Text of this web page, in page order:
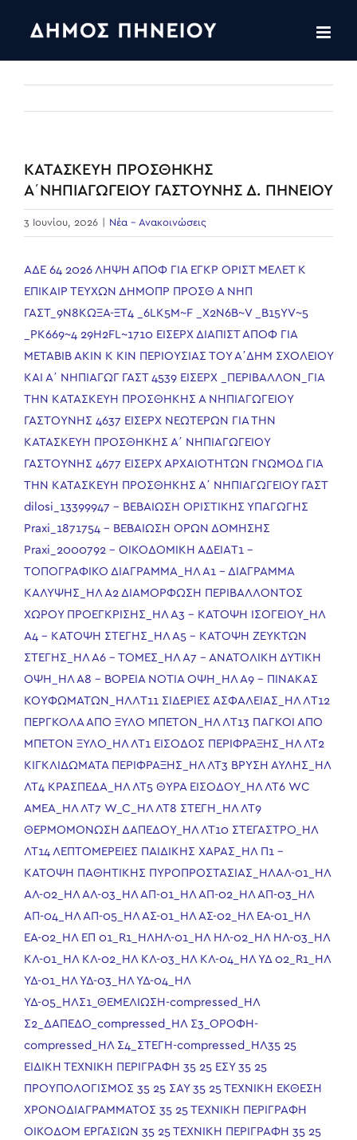
ΚΑΤΑΣΚΕΥΗ ΠΡΟΣΘΗΚΗΣ
Α΄ΝΗΠΙΑΓΩΓΕΙΟΥ ΓΑΣΤΟΥΝΗΣ Δ. ΠΗΝΕΙΟΥ
3 Ιουνίου, 2026 Νέα - Ανακοινώσεις
ΑΔΕ 64 2026 ΛΗΨΗ ΑΠΟΦ ΓΙΑ ΕΓΚΡ ΟΡΙΣΤ ΜΕΛΕΤ Κ
ΕΠΙΚΑΙΡ ΤΕΥΧΩΝ ΔΗΜΟΠΡ ΠΡΟΣΘ Α ΝΗΠ
ΓΑΣΤ_9Ν8ΚΩΞΑ-ΞΤ4
_6LK5M~F _X2N6B~V
_B15YV~5
_PK669~4 29H2FL~1710 ΕΙΣΕΡΧ ΔΙΑΠΙΣΤ ΑΠΟΦ ΓΙΑ
ΜΕΤΑΒΙΒ ΑΚΙΝ Κ ΚΙΝ ΠΕΡΙΟΥΣΙΑΣ ΤΟΥ Α΄ΔΗΜ ΣΧΟΛΕΙΟΥ
ΚΑΙ Α΄ ΝΗΠΙΑΓΩΓ ΓΑΣΤ 4539 ΕΙΣΕΡΧ _ΠΕΡΙΒΑΛΛΟΝ_ΓΙΑ
ΤΗΝ ΚΑΤΑΣΚΕΥΗ ΠΡΟΣΘΗΚΗΣ Α ΝΗΠΙΑΓΩΓΕΙΟΥ
ΓΑΣΤΟΥΝΗΣ 4637 ΕΙΣΕΡΧ ΝΕΩΤΕΡΩΝ ΓΙΑ ΤΗΝ
ΚΑΤΑΣΚΕΥΗ ΠΡΟΣΘΉΚΗΣ Α΄ ΝΗΠΙΑΓΩΓΕΙΟΥ
ΓΑΣΤΟΥΝΗΣ 4677 ΕΙΣΕΡΧ ΑΡΧΑΙΟΤΗΤΩΝ ΓΝΩΜΟΔ ΓΙΑ
ΤΗΝ ΚΑΤΑΣΚΕΥΗ ΠΡΟΣΘΗΚΗΣ Α΄ ΝΗΠΙΑΓΩΓΕΙΟΥ ΓΑΣΤ
dilosi_13399947 – ΒΕΒΑΙΩΣΗ ΟΡΙΣΤΙΚΗΣ ΥΠΑΓΩΓΗΣ
Praxi_1871754 – ΒΕΒΑΙΩΣΗ ΟΡΩΝ ΔΟΜΗΣΗΣ
Praxi_2000792 – ΟΙΚΟΔΟΜΙΚΗ ΑΔΕΙΑT1 –
ΤΟΠΟΓΡΑΦΙΚΟ ΔΙΑΓΡΑΜΜΑ_ΗΛ Α1 – ΔΙΑΓΡΑΜΜΑ
ΚΑΛΥΨΗΣ_ΗΛ Α2 ΔΙΑΜΟΡΦΩΣΗ ΠΕΡΙΒΑΛΛΟΝΤΟΣ
ΧΩΡΟΥ ΠΡΟΕΓΚΡΙΣΗΣ_ΗΛ Α3 – ΚΑΤΟΨΗ ΙΣΟΓΕΙΟΥ_ΗΛ
Α4 – ΚΑΤΟΨΗ ΣΤΕΓΗΣ_ΗΛ Α5 – ΚΑΤΟΨΗ ΖΕΥΚΤΩΝ
ΣΤΕΓΗΣ_ΗΛ Α6 – ΤΟΜΕΣ_ΗΛ Α7 – ΑΝΑΤΟΛΙΚΗ ΔΥΤΙΚΗ
ΟΨΗ_ΗΛ Α8 – ΒΟΡΕΙΑ ΝΟΤΙΑ ΟΨΗ_ΗΛ Α9 – ΠΙΝΑΚΑΣ
ΚΟΥΦΩΜΑΤΩΝ_ΗΛΛT11 ΣΙΔΕΡΙΕΣ ΑΣΦΑΛΕΙΑΣ_ΗΛ ΛT12
ΠΕΡΓΚΟΛΑ ΑΠΟ ΞΥΛΟ ΜΠΕΤΟΝ_ΗΛ ΛT13 ΠΑΓΚΟΙ ΑΠΟ
ΜΠΕΤΟΝ ΞΥΛΟ_ΗΛ ΛΤ1 ΕΙΣΟΔΟΣ ΠΕΡΙΦΡΑΞΗΣ_ΗΛ ΛΤ2
ΚΙΓΚΛΙΔΩΜΑΤΑ ΠΕΡΙΦΡΑΞΗΣ_ΗΛ ΛΤ3 ΒΡΥΣΗ ΑΥΛΗΣ_ΗΛ
ΛΤ4 ΚΡΑΣΠΕΔA_ΗΛ ΛΤ5 ΘΥΡΑ ΕΙΣΟΔΟΥ_ΗΛ ΛΤ6 WC
ΑΜΕΑ_ΗΛ ΛΤ7 W_C_ΗΛ ΛΤ8 ΣΤΕΓH_ΗΛ ΛΤ9
ΘΕΡΜΟΜΟΝΩΣΗ ΔΑΠΕΔΟΥ_ΗΛ ΛΤ10 ΣΤΕΓΑΣΤΡΟ_ΗΛ
ΛΤ14 ΛΕΠΤΟΜΕΡΕΙΕΣ ΠΑΙΔΙΚΗΣ ΧΑΡΑΣ_ΗΛ Π1 –
ΚΑΤΟΨΗ ΠΑΘΗΤΙΚΗΣ ΠΥΡΟΠΡΟΣΤΑΣΙΑΣ_ΗΛΑΛ-01_ΗΛ
ΑΛ-02_ΗΛ ΑΛ-03_ΗΛ ΑΠ-01_ΗΛ ΑΠ-02_ΗΛ ΑΠ-03_ΗΛ
ΑΠ-04_ΗΛ ΑΠ-05_ΗΛ ΑΣ-01_ΗΛ ΑΣ-02_ΗΛ ΕΑ-01_ΗΛ
ΕΑ-02_ΗΛ ΕΠ 01_R1_ΗΛΗΛ-01_ΗΛ ΗΛ-02_ΗΛ ΗΛ-03_ΗΛ
ΚΛ-01_ΗΛ ΚΛ-02_ΗΛ ΚΛ-03_ΗΛ ΚΛ-04_ΗΛ ΥΔ 02_R1_ΗΛ
ΥΔ-01_ΗΛ ΥΔ-03_ΗΛ ΥΔ-04_ΗΛ
ΥΔ-05_ΗΛΣ1_ΘΕΜΕΛΙΩΣΗ-compressed_ΗΛ
Σ2_ΔΑΠΕΔΟ_compressed_ΗΛ Σ3_ΟΡΟΦΗ-
compressed_ΗΛ Σ4_ΣΤΕΓΗ-compressed_ΗΛ35 25
ΕΙΔΙΚΗ ΤΕΧΝΙΚΗ ΠΕΡΙΓΡΑΦΗ 35 25 ΕΣΥ 35 25
ΠΡΟΥΠΟΛΟΓΙΣΜΟΣ 35 25 ΣΑΥ 35 25 ΤΕΧΝΙΚΗ ΕΚΘΕΣΗ
ΧΡΟΝΟΔΙΑΓΡΑΜΜΑΤΟΣ 35 25 ΤΕΧΝΙΚΗ ΠΕΡΙΓΡΑΦΗ
ΟΙΚΟΔΟΜ ΕΡΓΑΣΙΩΝ 35 25 ΤΕΧΝΙΚΗ ΠΕΡΙΓΡΑΦΗ 35 25